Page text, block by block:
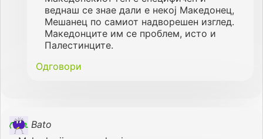
веднаш се знае дали е некој Македонец,
Мешанец по самиот надворешен изглед.
Македонците им се проблем, исто и
Палестинците.
Одговори
Bato